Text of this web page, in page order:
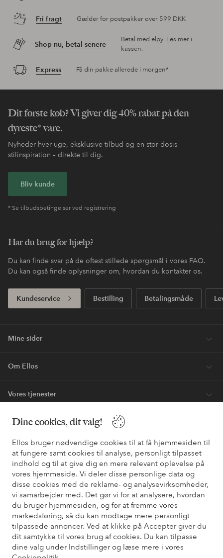
Dine cookies, dit valg!
Ellos bruger nødvendige cookies til at få hjemmesiden til
at fungere samt cookies til analyse, personligt tilpasset
indhold og til at give dig en mere relevant oplevelse på
vores hjemmeside. Vi deler disse personlige data og
disse cookies med de reklame- og analysevirksomheder,
vi samarbejder med. Det gør vi for at analysere, hvordan
du bruger hjemmesiden, og for at fremme vores
markedsføring, så du kan modtage mere personligt
tilpassede annoncer. Ved at klikke på Accepter giver du
dit samtykke til vores brug af cookies. Du kan tilpasse
dine valg under Indstillinger og læse mere i vores
Fri fragt Gælder for postpakker over 599 DKK
Shop nu, betal senere
Betal med elpy. Les mer i
kassen.
Express Få din pakke allerede i morgen*
Dit første køb? Vi giver dig 40% rabat på den
dyreste* vare.
Nyheder hver uge, eksklusive tilbud og en stor dosis
stilinspiration – direkte til dig.
Bliv kunde
* Se tilbudsbetingelser ved registrering
Har du brug for hjælp?
Du kan finde svar på de oftest stillede spørgsmål i vores FAQ.
Du kan også finde oplysninger om, hvordan du kontakter os.
Kundeservice Bestilling Betalingsmåde
Mine sider
Om Ellos
Vores tjenester
Vilkår
Venner
Sikre betalinger - betal nu eller del op
Vil du vide mere om vores betalingsmuligheder
elpy elpy